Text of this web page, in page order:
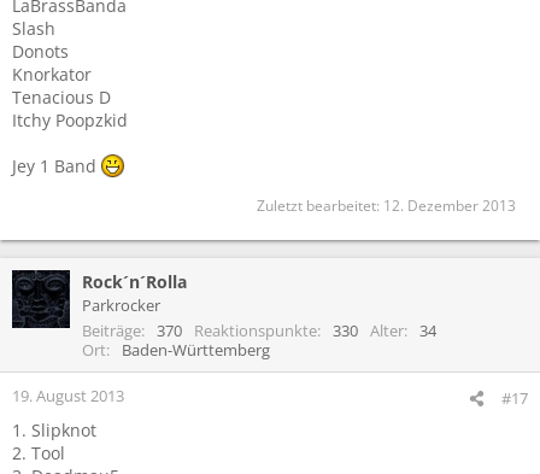
LaBrassBanda
Slash
Donots
Knorkator
Tenacious D
Itchy Poopzkid
Jey 1 Band
Zuletzt bearbeitet: 12. Dezember 2013
Rock´n´Rolla
Parkrocker
Beiträge
370 Reaktionspunkte 330 Alter
34
Ort
Baden-Württemberg
19. August 2013 #17
1. Slipknot
2. Tool